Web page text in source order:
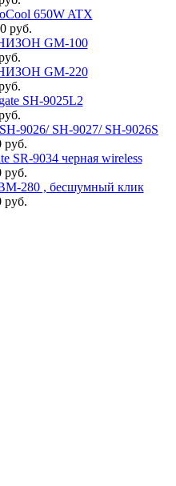
650W ATX
руб.
GM-100
GM-220
SH-9025L2
9026/ SH-9027/ SH-9026S
руб.
SR-9034 черная wireless
руб.
280 , бесшумный клик
руб.